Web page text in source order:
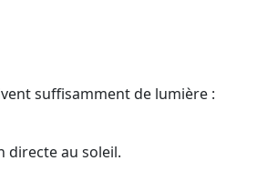
suffisamment de lumière :
directe au soleil.